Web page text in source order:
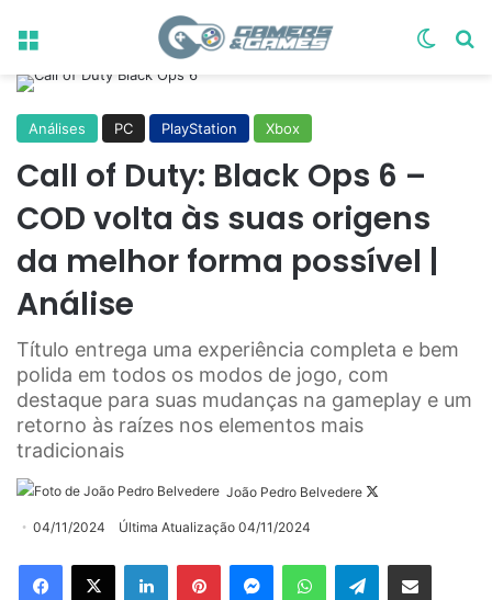
Menu
Análises PC PlayStation Xbox
Call of Duty: Black Ops 6 –
COD volta às suas origens
da melhor forma possível |
Análise
Título entrega uma experiência completa e bem
polida em todos os modos de jogo, com
destaque para suas mudanças na gameplay e um
retorno às raízes nos elementos mais
tradicionais
João Pedro Belvedere
04/11/2024 Última Atualização 04/11/2024
LinkedinPinterestMessengerWhatsAppTelegramCompartilhar via e-mail